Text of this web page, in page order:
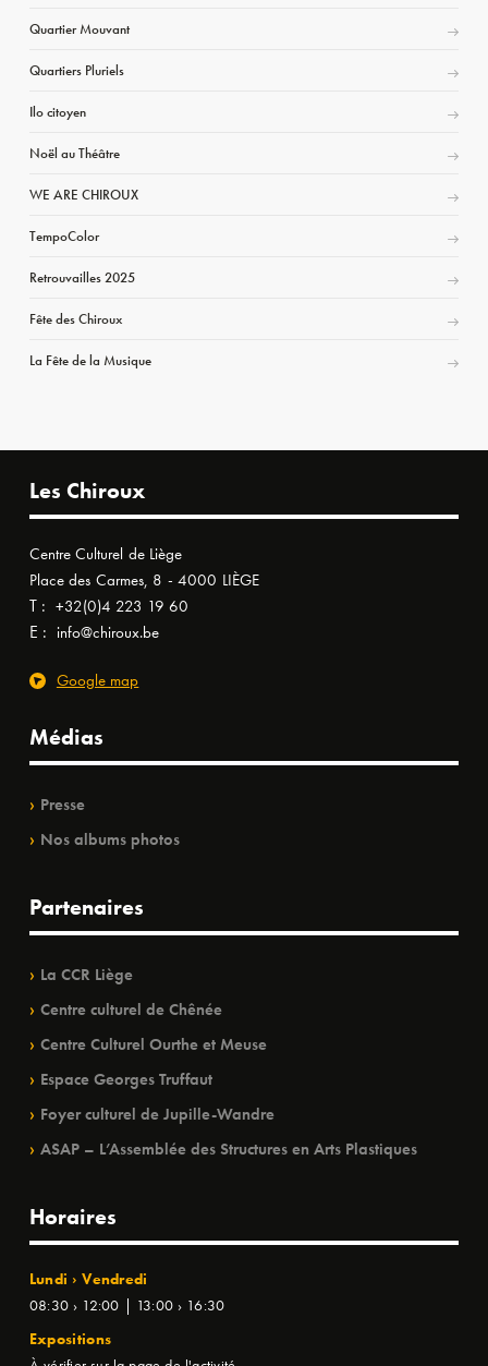
Quartier Mouvant
Quartiers Pluriels
Ilo citoyen
Noël au Théâtre
WE ARE CHIROUX
TempoColor
Retrouvailles 2025
Fête des Chiroux
La Fête de la Musique
Les Chiroux
Centre Culturel de Liège
Place des Carmes, 8 - 4000 LIÈGE
T : +32(0)4 223 19 60
E : info@chiroux.be
Google map
Médias
Presse
Nos albums photos
Partenaires
La CCR Liège
Centre culturel de Chênée
Centre Culturel Ourthe et Meuse
Espace Georges Truffaut
Foyer culturel de Jupille-Wandre
ASAP – L’Assemblée des Structures en Arts Plastiques
Horaires
Lundi › Vendredi
08:30 › 12:00 | 13:00 › 16:30
Expositions